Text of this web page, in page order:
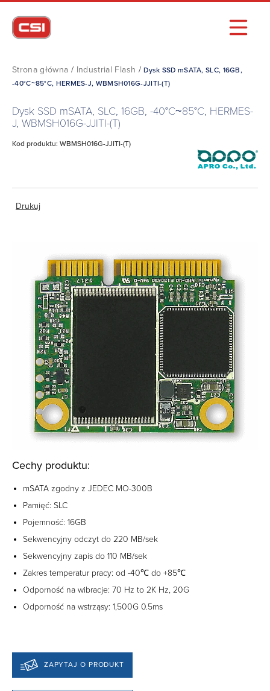
Strona główna / Industrial Flash /Dysk SSD mSATA, SLC, 16GB,
-40°C~85°C, HERMES-J, WBMSH016G-JJITI-(T)
Dysk SSD mSATA, SLC, 16GB, -40°C~85°C, HERMES-
J, WBMSH016G-JJITI-(T)
Kod produktu: WBMSH016G-JJITI-(T)
Drukuj
Cechy produktu:
mSATA zgodny z JEDEC MO-300B
Pamięć: SLC
Pojemność: 16GB
Sekwencyjny odczyt do 220 MB/sek
Sekwencyjny zapis do 110 MB/sek
Zakres temperatur pracy: od -40℃ do +85℃
Odporność na wibracje: 70 Hz to 2K Hz, 20G
Odporność na wstrząsy: 1,500G 0.5ms
ZAPYTAJ O PRODUKT